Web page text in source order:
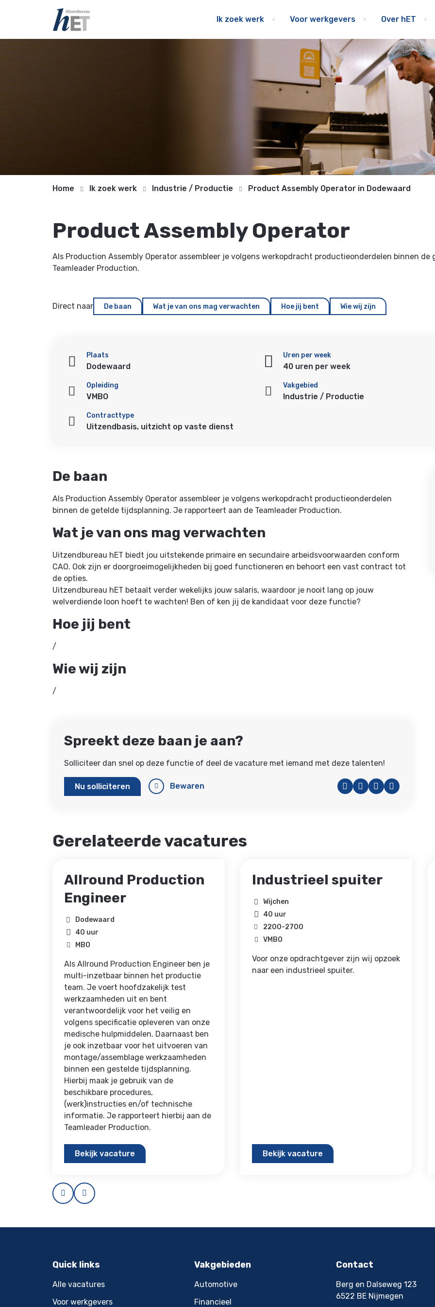
Ik zoek werk Voor werkgevers Over hET
Home Ik zoek werk Industrie / Productie Product Assembly Operator in Dodewaard
Product Assembly Operator
Als Production Assembly Operator assembleer je volgens werkopdracht productieonderdelen binnen
Teamleader Production.
Direct naar De baan Wat je van ons mag verwachten Hoe jij bent Wie wij zijn
Plaats
Dodewaard
Uren per week
40 uren per week
Opleiding
VMBO
Vakgebied
Industrie / Productie
Contracttype
Uitzendbasis, uitzicht op vaste dienst
De baan
Als Production Assembly Operator assembleer je volgens werkopdracht productieonderdelen
binnen de getelde tijdsplanning. Je rapporteert aan de Teamleader Production.
Wat je van ons mag verwachten
Uitzendbureau hET biedt jou uitstekende primaire en secundaire arbeidsvoorwaarden conform
CAO. Ook zijn er doorgroeimogelijkheden bij goed functioneren en behoort een vast contract tot
de opties.
Uitzendbureau hET betaalt verder wekelijks jouw salaris, waardoor je nooit lang op jouw
welverdiende loon hoeft te wachten! Ben of ken jij de kandidaat voor deze functie?
Hoe jij bent
/
Wie wij zijn
/
Spreekt deze baan je aan?
Solliciteer dan snel op deze functie of deel de vacature met iemand met deze talenten!
Facebook
TwitterLinkedIn
Nu solliciteren Bewaren
Gerelateerde vacatures
Allround Production
Engineer
Dodewaard
40 uur
MBO
Als Allround Production Engineer ben je
multi-inzetbaar binnen het productie
team. Je voert hoofdzakelijk test
werkzaamheden uit en bent
verantwoordelijk voor het veilig en
volgens specificatie opleveren van onze
medische hulpmiddelen. Daarnaast ben
je ook inzetbaar voor het uitvoeren van
montage/assemblage werkzaamheden
binnen een gestelde tijdsplanning.
Hierbij maak je gebruik van de
beschikbare procedures,
(werk)instructies en/of technische
informatie. Je rapporteert hierbij aan de
Teamleader Production.
Bekijk vacature
Industrieel spuiter
Wijchen
40 uur
2200-2700
VMBO
Voor onze opdrachtgever zijn wij opzoek
naar een industrieel spuiter.
Bekijk vacature
Prev Next
Quick links
Alle vacatures
Voor werkgevers
Vakgebieden
Automotive
Financieel
Contact
Berg en Dalseweg 123
6522 BE Nijmegen